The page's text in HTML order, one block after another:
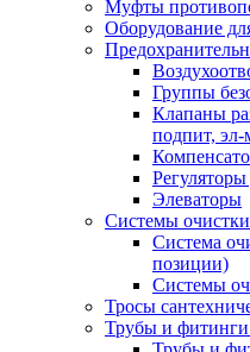
Муфты
Оборудование
Группы
Клапаны
подпит, эл-
Элеваторы
Системы
Система
позиции)
Системы
Тросы
Трубы и фитинги